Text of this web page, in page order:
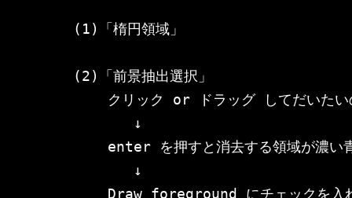
   (1)「楕円領域」
   (2)「前景抽出選択」
クリック or ドラッグ してだいたい
          ↓
enter を押すと消去する領域が濃い
          ↓
Draw foreground にチェックを入